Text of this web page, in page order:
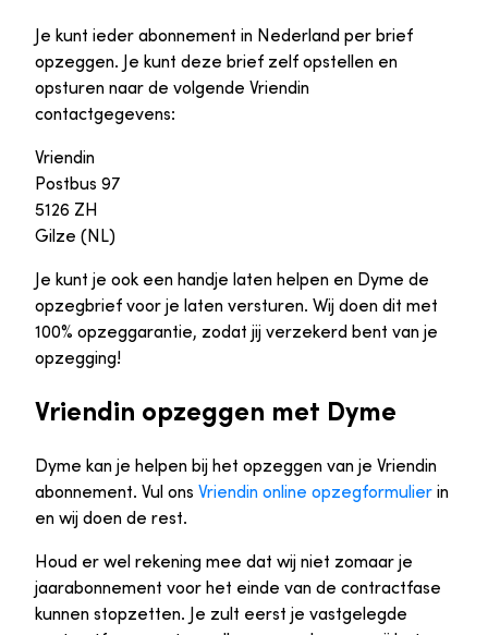
Je kunt ieder abonnement in Nederland per brief
opzeggen. Je kunt deze brief zelf opstellen en
opsturen naar de volgende Vriendin
contactgegevens:
Vriendin
Postbus 97
5126 ZH
Gilze (NL)
Je kunt je ook een handje laten helpen en Dyme de
opzegbrief voor je laten versturen. Wij doen dit met
100% opzeggarantie, zodat jij verzekerd bent van je
opzegging!
Vriendin opzeggen met Dyme
Dyme kan je helpen bij het opzeggen van je Vriendin
abonnement. Vul ons Vriendin online opzegformulier in
en wij doen de rest.
Houd er wel rekening mee dat wij niet zomaar je
jaarabonnement voor het einde van de contractfase
kunnen stopzetten. Je zult eerst je vastgelegde